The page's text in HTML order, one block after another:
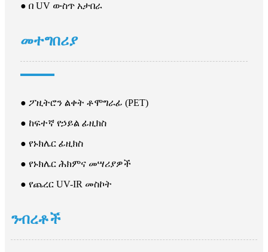
● በ UV ውስጥ አታበራ
መተግበሪያ
● ፖዚትሮን ልቀት ቶሞግራፊ (PET)
● ከፍተኛ የኃይል ፊዚክስ
● የኑክሌር ፊዚክስ
● የኑክሌር ሕክምና መሣሪያዎች
● የጨረር UV-IR መስኮት
ንብረቶች